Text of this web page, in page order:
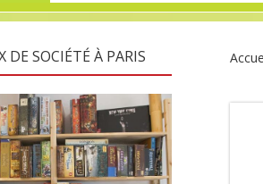
DE SOCIÉTÉ À PARIS